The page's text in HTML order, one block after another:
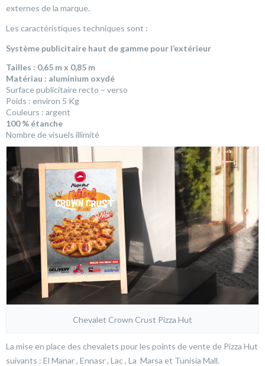
externes de la marque.
Les caractéristiques techniques sont :
Système publicitaire haut de gamme pour l’extérieur
Tailles : 0,65 m x 0,85 m
Matériau : aluminium oxydé
Surface publicitaire recto – verso
Poids : environ 5 Kg
Couleurs : argent
100 % étanche
Nombre de visuels illimité
Chevalet Crown Crust Pizza Hut
La mise en place des chevalets pour les points de vente de Pizza Hut
suivants : El Manar , Ennasr , Lac , La Marsa et Tunisia Mall.